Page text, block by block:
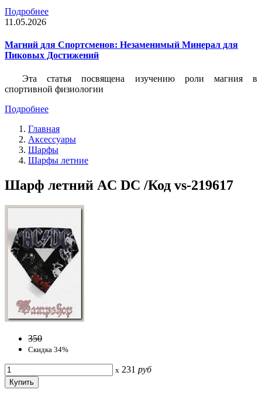
Подробнее
11.05.2026
Магний для Спортсменов: Незаменимый Минерал для
Пиковых Достижений
Эта статья посвящена изучению роли магния в
спортивной физиологии
Подробнее
Главная
Аксессуары
Шарфы
Шарфы летние
Шарф летний AC DC /Код vs-219617
350
Скидка 34%
x 231 руб